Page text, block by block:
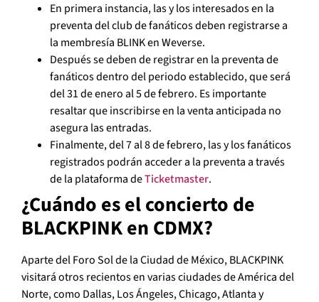
En primera instancia, las y los interesados en la
preventa del club de fanáticos deben registrarse a
la membresía BLINK en Weverse.
Después se deben de registrar en la preventa de
fanáticos dentro del periodo establecido, que será
del 31 de enero al 5 de febrero. Es importante
resaltar que inscribirse en la venta anticipada no
asegura las entradas.
Finalmente, del 7 al 8 de febrero, las y los fanáticos
registrados podrán acceder a la preventa a través
de la plataforma deTicketmaster.
¿Cuándo es el concierto de
BLACKPINK en CDMX?
Aparte del Foro Sol de la Ciudad de México, BLACKPINK
visitará otros recientos en varias ciudades de América del
Norte, como Dallas, Los Ángeles, Chicago, Atlanta y